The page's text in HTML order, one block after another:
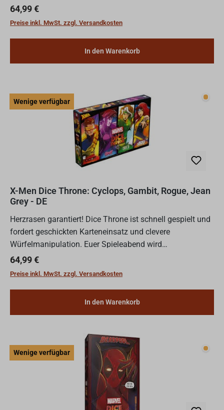
eskalieren!Tritt den Avengers bei! In Marvel Dice Throne
schlüpfst du...
Regulärer Preis:
64,99 €
Preise inkl. MwSt. zzgl. Versandkosten
In den Warenkorb
Wenige verfügbar
X-Men Dice Throne: Cyclops, Gambit, Rogue, Jean
Grey - DE
Herzrasen garantiert! Dice Throne ist schnell gespielt und
fordert geschickten Karteneinsatz und clevere
Würfelmanipulation. Euer Spieleabend wird
eskalieren!Tritt den Avengers bei! In Marvel Dice Throne
schlüpfst du...
Regulärer Preis:
64,99 €
Preise inkl. MwSt. zzgl. Versandkosten
In den Warenkorb
Wenige verfügbar